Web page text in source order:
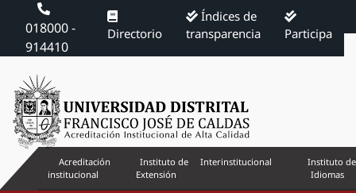
018000 -
914410
Directorio
Índices de
transparencia
Participa
Acreditación
institucional
Instituto de
Extensión
Interinstitucional
Instituto de
Idiomas